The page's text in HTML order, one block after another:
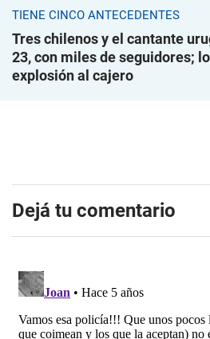
TIENE CINCO ANTECEDENTES
Tres chilenos y el cantante
23, con miles de seguidores;
explosión al cajero
Dejá tu comentario